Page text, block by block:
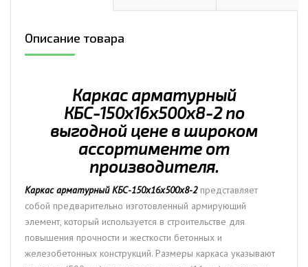
Описание товара
Каркас арматурный
КБС-150х16х500х8-2 по
выгодной цене в широком
ассортименте от
производителя.
Каркас арматурный КБС-150х16х500х8-2 представляет
собой предварительно изготовленный армирующий
элемент, который используется в строительстве для
повышения прочности и жесткости бетонных и
железобетонных конструкций. Размеры каркаса указывают